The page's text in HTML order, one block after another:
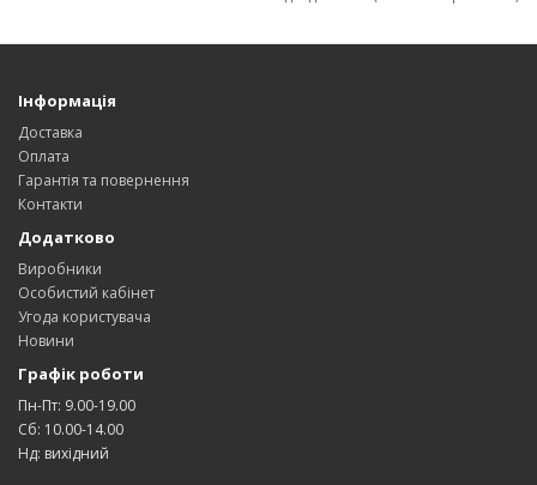
Інформація
Доставка
Оплата
Гарантія та повернення
Контакти
Додатково
Виробники
Особистий кабінет
Угода користувача
Новини
Графік роботи
Пн-Пт: 9.00-19.00
Сб: 10.00-14.00
Нд: вихідний